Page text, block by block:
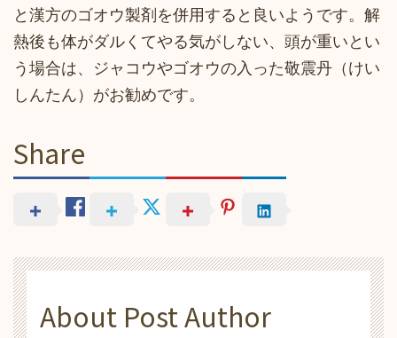
と漢方のゴオウ製剤を併用すると良いようです。解
熱後も体がダルくてやる気がしない、頭が重いとい
う場合は、ジャコウやゴオウの入った敬震丹（けい
しんたん）がお勧めです。
Share
About Post Author